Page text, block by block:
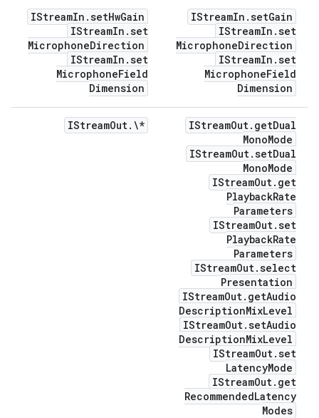
IStreamIn .setGain
IStreamIn .set
MicrophoneDirection
IStreamIn .set
MicrophoneField
Dimension
IStreamIn .setHwGain
IStreamIn .set
MicrophoneDirection
IStreamIn .set
MicrophoneField
Dimension
IStreamOut. getDual
MonoMode
IStreamOut.setDual
MonoMode
IStreamOut. get
PlaybackRate
Parameters
IStreamOut.set
PlaybackRate
Parameters
IStreamOut.select
Presentation
IStreamOut. getAudio
DescriptionMixLevel
IStreamOut.setAudio
DescriptionMixLevel
IStreamOut.set
LatencyMode
IStreamOut. get
RecommendedLatency
Modes
IStreamOut. \*